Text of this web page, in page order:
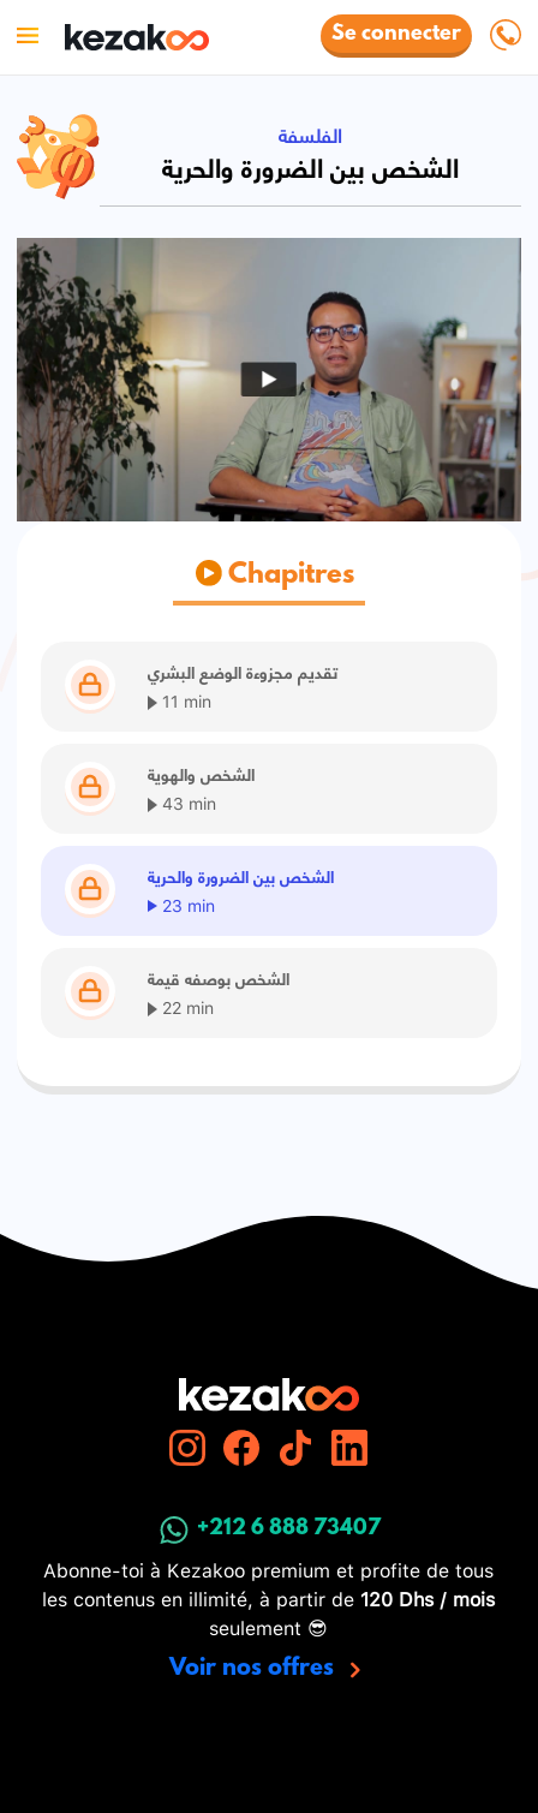
Se connecter
الفلسفة
الشخص بين الضرورة والحرية
Chapitres
تقديم مجزوءة الوضع البشري
11 min
الشخص والهوية
43 min
الشخص بين الضرورة والحرية
23 min
الشخص بوصفه قيمة
22 min
+212 6 888 73407
Abonne-toi à Kezakoo premium et profite de tous
les contenus en illimité, à partir de 120 Dhs / mois
seulement 😎
Voir nos offres